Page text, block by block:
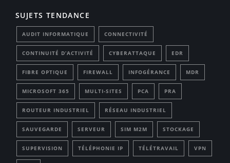
SUJETS TENDANCE
AUDIT INFORMATIQUE CONNECTIVITÉ
CONTINUITÉ D’ACTIVITÉ CYBERATTAQUE EDR
FIBRE OPTIQUE FIREWALL INFOGÉRANCE MDR
MICROSOFT 365 MULTI-SITES PCA PRA
ROUTEUR INDUSTRIEL RÉSEAU INDUSTRIEL
SAUVEGARDE SERVEUR SIM M2M STOCKAGE
SUPERVISION TÉLÉPHONIE IP TÉLÉTRAVAIL VPN